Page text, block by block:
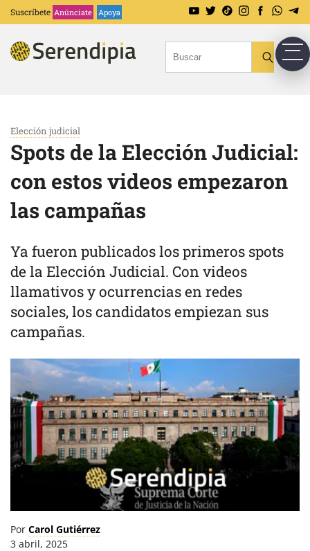
Suscríbete Anúnciate Apoya
Elección judicial
Spots de la Elección Judicial:
con estos videos empezaron
las campañas
Ya fueron publicados los primeros spots
de la Elección Judicial. Con videos
llamativos y ocurrencias en redes
sociales, los candidatos empiezan sus
campañas.
Por Carol Gutiérrez
3 abril, 2025